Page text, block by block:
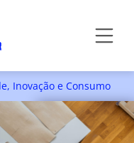
Inovação e Consumo
INSCREVA-SE